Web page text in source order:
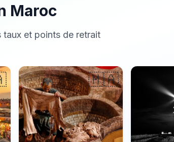
Maroc
taux et points de retrait
🇲🇦